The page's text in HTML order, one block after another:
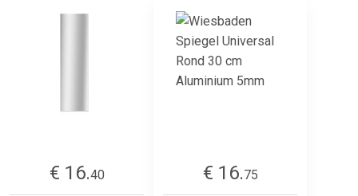
€ 16.40
€ 16.75